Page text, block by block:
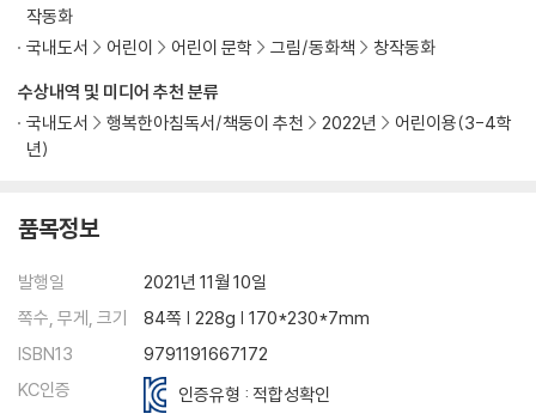
수상내역 및 미디어 추천 분류
국내도서
행복한아침독서/책둥이 추천 2022년
어린이용(3-4학
년)
작동화
국내도서
어린이 어린이 문학 그림/동화책 창작동화
품목정보
발행일
2021년 11월 10일
쪽수, 무게, 크기
84쪽 | 228g | 170*230*7mm
ISBN13
9791191667172
KC인증
인증유형 : 적합성확인